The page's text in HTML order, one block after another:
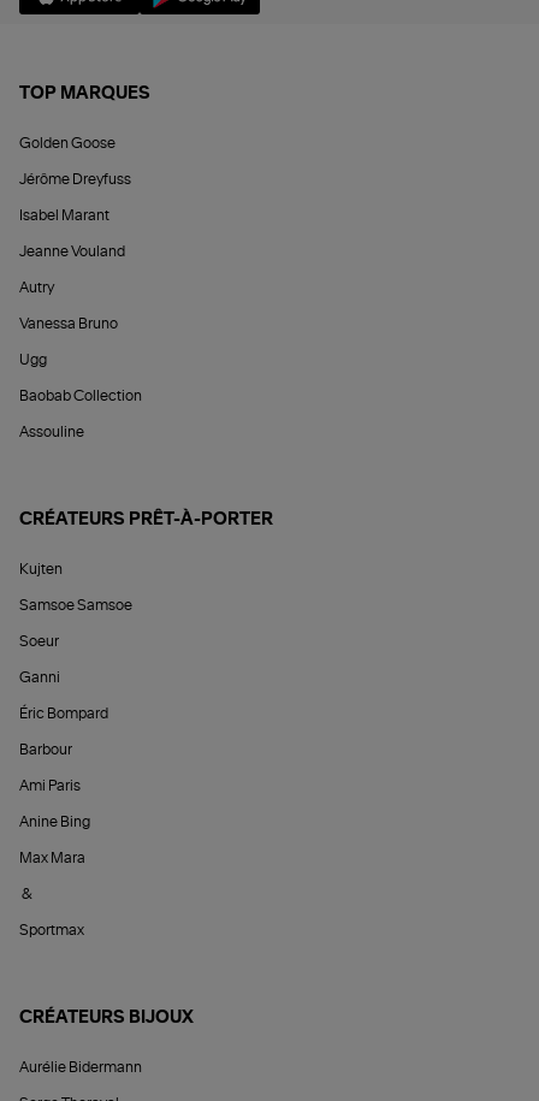
TOP MARQUES
Golden Goose
Jérôme Dreyfuss
Isabel Marant
Jeanne Vouland
Autry
Vanessa Bruno
Ugg
Baobab Collection
Assouline
CRÉATEURS PRÊT-À-PORTER
Kujten
Samsoe Samsoe
Soeur
Ganni
Éric Bompard
Barbour
Ami Paris
Anine Bing
Max Mara
&
Sportmax
CRÉATEURS BIJOUX
Aurélie Bidermann